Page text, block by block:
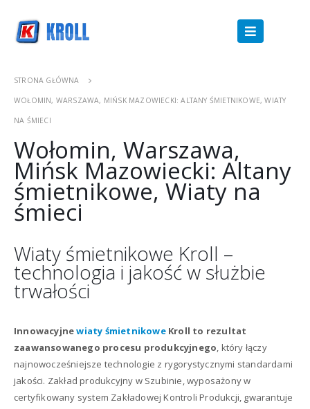
STRONA GŁÓWNA
WOŁOMIN, WARSZAWA, MIŃSK MAZOWIECKI: ALTANY ŚMIETNIKOWE, WIATY
NA ŚMIECI
Wołomin, Warszawa,
Mińsk Mazowiecki: Altany
śmietnikowe, Wiaty na
śmieci
Wiaty śmietnikowe Kroll –
technologia i jakość w służbie
trwałości
Innowacyjnewiaty śmietnikoweKroll to rezultat
zaawansowanego procesu produkcyjnego, który łączy
najnowocześniejsze technologie z rygorystycznymi standardami
jakości. Zakład produkcyjny w Szubinie, wyposażony w
certyfikowany system Zakładowej Kontroli Produkcji, gwarantuje